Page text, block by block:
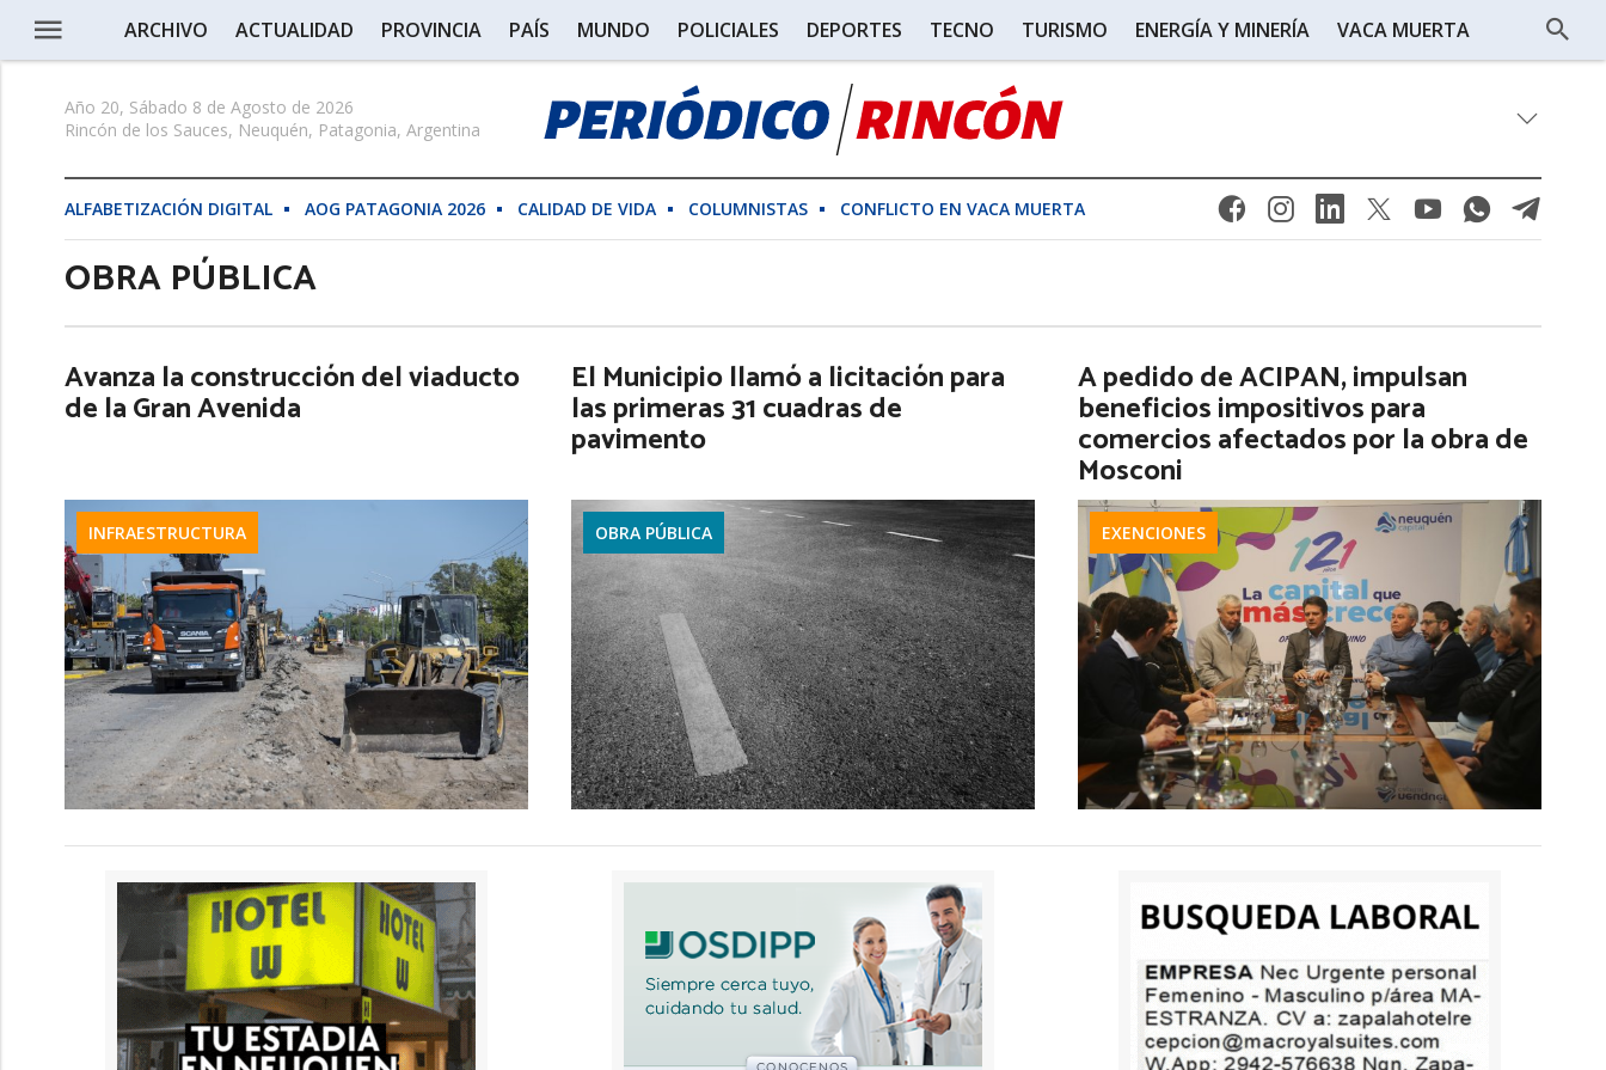
ARCHIVO ACTUALIDAD PROVINCIA PAÍS MUNDO POLICIALES DEPORTES TECNO TURISMO ENERGÍA Y MINERÍA VACA MUERTA
Año 20, Sábado 8 de Agosto de 2026
Rincón de los Sauces, Neuquén, Patagonia, Argentina
ALFABETIZACIÓN DIGITAL AOG PATAGONIA 2026 CALIDAD DE VIDA COLUMNISTAS CONFLICTO EN VACA MUERTA
OBRA PÚBLICA
Avanza la construcción del viaducto
de la Gran Avenida
INFRAESTRUCTURA
El Municipio llamó a licitación para
las primeras 31 cuadras de
pavimento
OBRA PÚBLICA
A pedido de ACIPAN, impulsan
beneficios impositivos para
comercios afectados por la obra de
Mosconi
EXENCIONES